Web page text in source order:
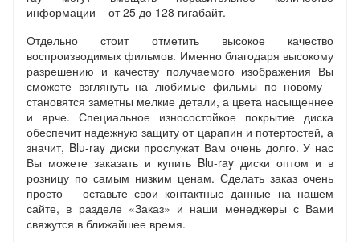
информации – от 25 до 128 гигабайт.
Отдельно стоит отметить высокое качество
воспроизводимых фильмов. Именно благодаря высокому
разрешению и качеству получаемого изображения Вы
сможете взглянуть на любимые фильмы по новому -
становятся заметны мелкие детали, а цвета насыщеннее
и ярче. Специальное износостойкое покрытие диска
обеспечит надежную защиту от царапин и потертостей, а
значит, Blu-ray диски прослужат Вам очень долго. У нас
Вы можете заказать и купить Blu-ray диски оптом и в
розницу по самым низким ценам. Сделать заказ очень
просто – оставьте свои контактные данные на нашем
сайте, в разделе «Заказ» и наши менеджеры с Вами
свяжутся в ближайшее время.